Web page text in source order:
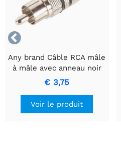

Any brand Câble RCA mâle
à mâle avec anneau noir
pour un transfert de
signal de haute qualité
€ 3,75
Voir le produit